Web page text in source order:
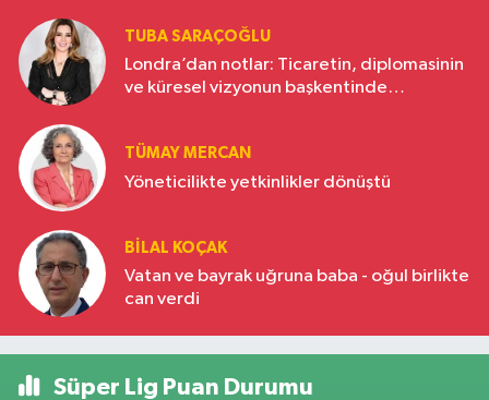
TUBA SARAÇOĞLU
Londra’dan notlar: Ticaretin, diplomasinin
ve küresel vizyonun başkentinde
TÜMAY MERCAN
Yöneticilikte yetkinlikler dönüştü
BILAL KOÇAK
Vatan ve bayrak uğruna baba - oğul birlikte
can verdi
Süper Lig Puan Durumu